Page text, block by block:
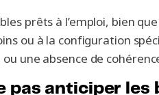
prêts à l’emploi, bien
ou à la configuration
ou une absence de
pas anticiper les